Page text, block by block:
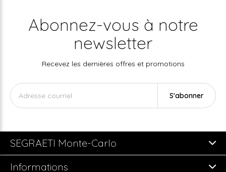
Abonnez-vous à notre
newsletter
Recevez les dernières offres et promotions
S'abonner
SEGRAETI Monte-Carlo
Informations